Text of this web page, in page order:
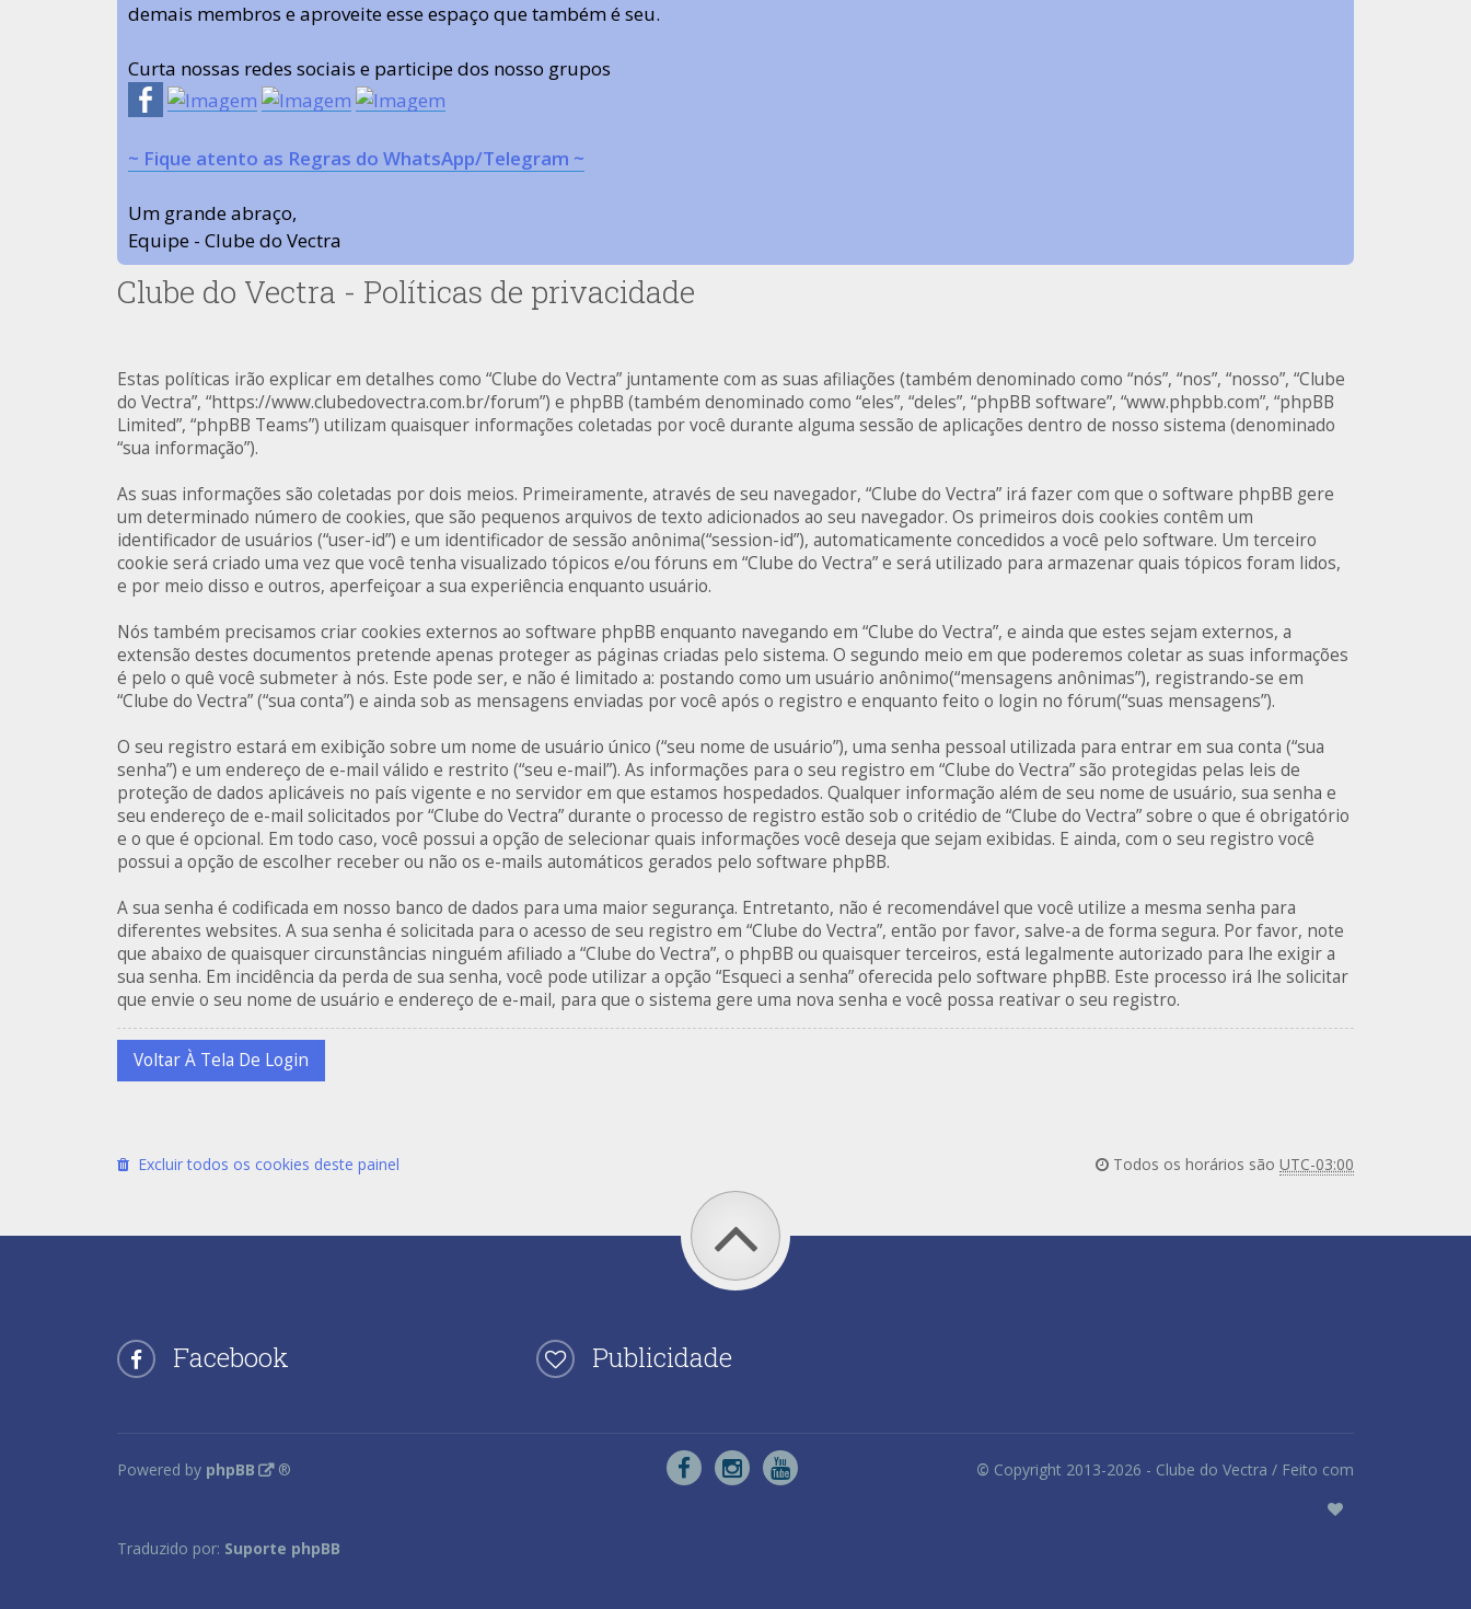
demais membros e aproveite esse espaço que também é seu.
Curta nossas redes sociais e participe dos nosso grupos
~ Fique atento as Regras do WhatsApp/Telegram ~
Um grande abraço,
Equipe - Clube do Vectra
Clube do Vectra - Políticas de privacidade
Estas políticas irão explicar em detalhes como “Clube do Vectra” juntamente com as suas afiliações (também denominado como “nós”, “nos”, “nosso”, “Clube
do Vectra”, “https://www.clubedovectra.com.br/forum”) e phpBB (também denominado como “eles”, “deles”, “phpBB software”, “www.phpbb.com”, “phpBB
Limited”, “phpBB Teams”) utilizam quaisquer informações coletadas por você durante alguma sessão de aplicações dentro de nosso sistema (denominado
“sua informação”).
As suas informações são coletadas por dois meios. Primeiramente, através de seu navegador, “Clube do Vectra” irá fazer com que o software phpBB gere
um determinado número de cookies, que são pequenos arquivos de texto adicionados ao seu navegador. Os primeiros dois cookies contêm um
identificador de usuários (“user-id”) e um identificador de sessão anônima(“session-id”), automaticamente concedidos a você pelo software. Um terceiro
cookie será criado uma vez que você tenha visualizado tópicos e/ou fóruns em “Clube do Vectra” e será utilizado para armazenar quais tópicos foram lidos,
e por meio disso e outros, aperfeiçoar a sua experiência enquanto usuário.
Nós também precisamos criar cookies externos ao software phpBB enquanto navegando em “Clube do Vectra”, e ainda que estes sejam externos, a
extensão destes documentos pretende apenas proteger as páginas criadas pelo sistema. O segundo meio em que poderemos coletar as suas informações
é pelo o quê você submeter à nós. Este pode ser, e não é limitado a: postando como um usuário anônimo(“mensagens anônimas”), registrando-se em
“Clube do Vectra” (“sua conta”) e ainda sob as mensagens enviadas por você após o registro e enquanto feito o login no fórum(“suas mensagens”).
O seu registro estará em exibição sobre um nome de usuário único (“seu nome de usuário”), uma senha pessoal utilizada para entrar em sua conta (“sua
senha”) e um endereço de e-mail válido e restrito (“seu e-mail”). As informações para o seu registro em “Clube do Vectra” são protegidas pelas leis de
proteção de dados aplicáveis no país vigente e no servidor em que estamos hospedados. Qualquer informação além de seu nome de usuário, sua senha e
seu endereço de e-mail solicitados por “Clube do Vectra” durante o processo de registro estão sob o critédio de “Clube do Vectra” sobre o que é obrigatório
e o que é opcional. Em todo caso, você possui a opção de selecionar quais informações você deseja que sejam exibidas. E ainda, com o seu registro você
possui a opção de escolher receber ou não os e-mails automáticos gerados pelo software phpBB.
A sua senha é codificada em nosso banco de dados para uma maior segurança. Entretanto, não é recomendável que você utilize a mesma senha para
diferentes websites. A sua senha é solicitada para o acesso de seu registro em “Clube do Vectra”, então por favor, salve-a de forma segura. Por favor, note
que abaixo de quaisquer circunstâncias ninguém afiliado a “Clube do Vectra”, o phpBB ou quaisquer terceiros, está legalmente autorizado para lhe exigir a
sua senha. Em incidência da perda de sua senha, você pode utilizar a opção “Esqueci a senha” oferecida pelo software phpBB. Este processo irá lhe solicitar
que envie o seu nome de usuário e endereço de e-mail, para que o sistema gere uma nova senha e você possa reativar o seu registro.
Voltar À Tela De Login
Excluir todos os cookies deste painel Todos os horários são UTC-03:00
Facebook Publicidade
Powered by phpBB ® © Copyright 2013-2026 - Clube do Vectra / Feito com
Traduzido por: Suporte phpBB